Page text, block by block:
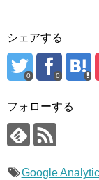
シェアする
0 0
フォローする
Google